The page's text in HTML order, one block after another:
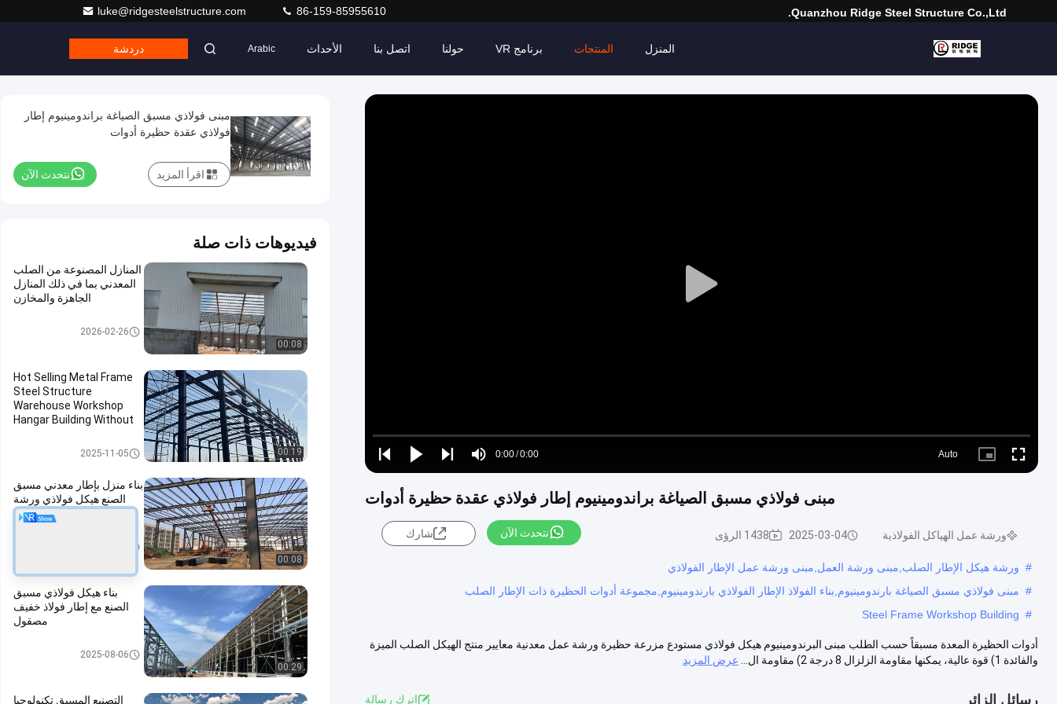
Quanzhou Ridge Steel Structure Co.,Ltd.
luke@ridgesteelstructure.com 86-159-85955610
المنزل المنتجات برنامج VR حولنا اتصل بنا الأحداث Arabic دردشة
Play
Play
Play
Play
Mute
Time
0:00/0:00
Loaded:
0%
Auto
Picture- Fullscreen
مبنى فولاذي مسبق الصياغة براندومينيوم إطار فولاذي عقدة حظيرة أدوات
ورشة عمل الهياكل الفولاذية 2025-03-04 1438 الرؤى نتحدث الآن شارك
# ورشة هيكل الإطار الصلب,مبنى ورشة العمل,مبنى ورشة عمل الإطار الفولاذي
# مبنى فولاذي مسبق الصياغة بارندومينيوم,بناء الفولاذ الإطار الفولاذي بارندومينيوم,مجموعة أدوات الحظيرة ذات الإطار الصلب
#
Steel Frame Workshop Building
أدوات الحظيرة المعدة مسبقاً حسب الطلب مبنى البرندومينيوم هيكل فولاذي مستودع مزرعة حظيرة ورشة عمل معدنية معايير منتج الهيكل الصلب الميزة
والفائدة 1) قوة عالية، يمكنها مقاومة الزلزال 8 درجة 2) مقاومة ال...
عرض المزيد
رسائل الزائر اترك رسالة
مبنى فولاذي مسبق الصياغة براندومينيوم إطار
فولاذي عقدة حظيرة أدوات
نتحدث الآن اقرأ المزيد
فيديوهات ذات صلة
00:08
المنازل المصنوعة من الصلب
المعدني بما في ذلك المنازل
الجاهزة والمخازن
المقاولون في مجال بناء الصلب
2026-02-26
00:19
Hot Selling Metal Frame
Steel Structure
Warehouse Workshop
Hangar Building Without
ورشة عمل الهياكل الفولاذية
2025-11-05
00:08
بناء منزل بإطار معدني مسبق
الصنع هيكل فولاذي ورشة
عمل هيكل جميل وقوي
00:29
بناء هيكل فولاذي مسبق
الصنع مع إطار فولاذ خفيف
مصقول
بناء الهيكل الصلب2025-08-06
التصنيع المسبق تكنولوجيا